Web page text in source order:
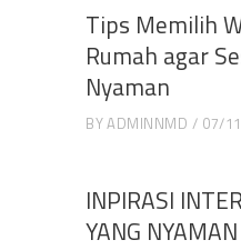
Tips Memilih
Rumah agar
Nyaman
BYADMINNMD 07/
INPIRASI
YANG